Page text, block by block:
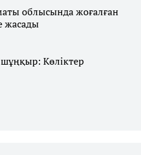
облысында жоғалған
жасады
Көліктер